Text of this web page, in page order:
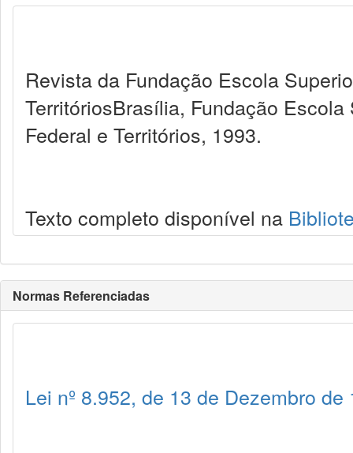
Revista da Fundação Escola
TerritóriosBrasília, Fundação
Federal e Territórios, 1993.
Texto completo disponível na
Normas Referenciadas
Lei nº 8.952, de 13 de Dezembro de